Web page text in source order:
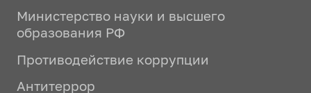
Министерство науки и высшего
образования РФ
Противодействие коррупции
Антитеррор